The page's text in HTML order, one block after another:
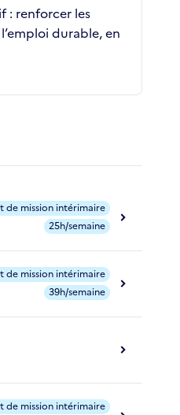
: renforcer les
durable, en
de mission intérimaire
25h/semaine
de mission intérimaire
39h/semaine
de mission intérimaire